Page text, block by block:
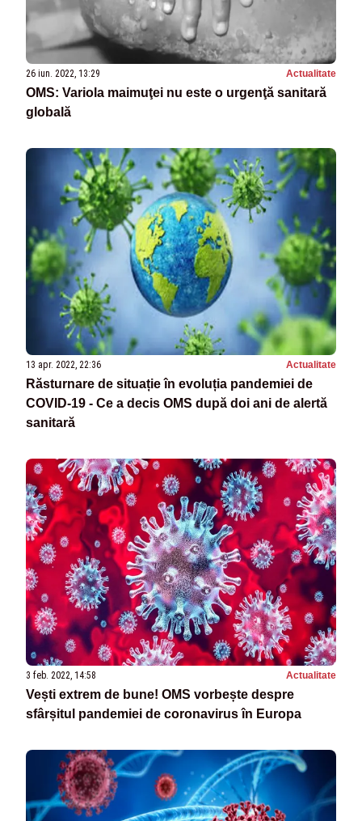
26 iun. 2022, 13:29 Actualitate
OMS: Variola maimuţei nu este o urgenţă sanitară
globală
13 apr. 2022, 22:36 Actualitate
Răsturnare de situație în evoluția pandemiei de
COVID-19 - Ce a decis OMS după doi ani de alertă
sanitară
3 feb. 2022, 14:58 Actualitate
Vești extrem de bune! OMS vorbește despre
sfârșitul pandemiei de coronavirus în Europa